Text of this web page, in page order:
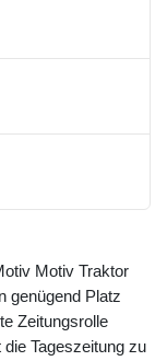
Motiv Traktor
genügend Platz
Zeitungsrolle
Tageszeitung zu